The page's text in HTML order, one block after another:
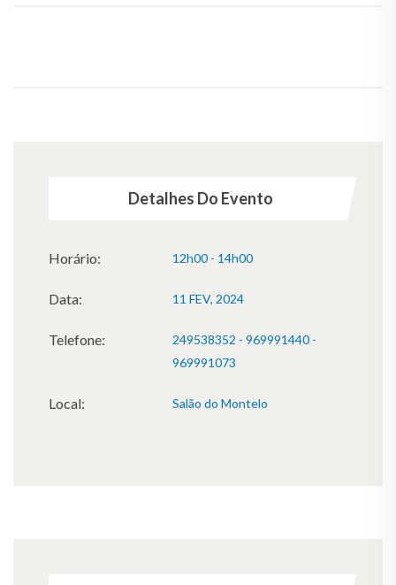
Detalhes Do Evento
Horário: 12h00 - 14h00
Data: 11 FEV, 2024
Telefone:
249538352 - 969991440 -
969991073
Local: Salão do Montelo